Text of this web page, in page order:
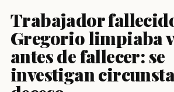
Trabajador
Gregorio limpiaba
antes de fallecer: se
investigan